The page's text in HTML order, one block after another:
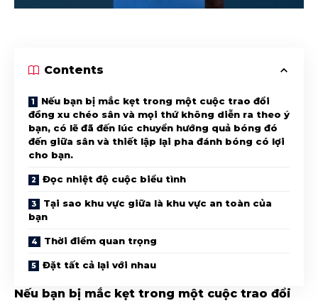
Contents
Nếu bạn bị mắc kẹt trong một cuộc trao đổi
đồng xu chéo sân và mọi thứ không diễn ra theo ý
bạn, có lẽ đã đến lúc chuyển hướng quả bóng đó
đến giữa sân và thiết lập lại pha đánh bóng có lợi
cho bạn.
Đọc nhiệt độ cuộc biểu tình
Tại sao khu vực giữa là khu vực an toàn của
bạn
Thời điểm quan trọng
Đặt tất cả lại với nhau
Nếu bạn bị mắc kẹt trong một cuộc trao đổi